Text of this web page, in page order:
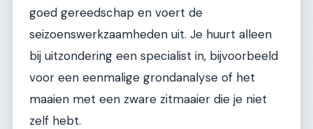
goed gereedschap en voert de
seizoenswerkzaamheden uit. Je huurt alleen
bij uitzondering een specialist in, bijvoorbeeld
voor een eenmalige grondanalyse of het
maaien met een zware zitmaaier die je niet
zelf hebt.